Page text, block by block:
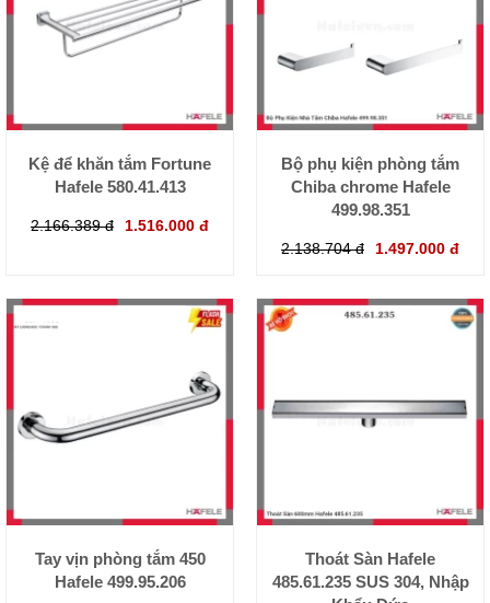
Kệ để khăn tắm Fortune
Hafele 580.41.413
2.166.389 đ 1.516.000 đ
Bộ phụ kiện phòng tắm
Chiba chrome Hafele
499.98.351
2.138.704 đ 1.497.000 đ
Tay vịn phòng tắm 450
Hafele 499.95.206
Thoát Sàn Hafele
485.61.235 SUS 304, Nhập